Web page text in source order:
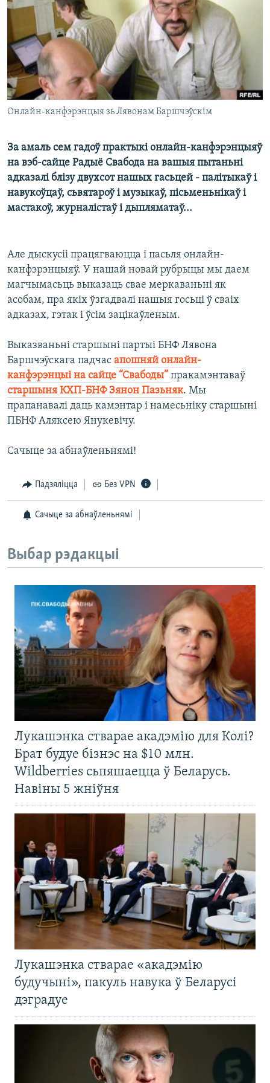
КУЛЬТУРА
КАЛЯНДАР
МОВА
НА ХВАЛЯХ СВАБОДЫ
Онлайн-канфэрэнцыя зь Лявонам Баршчэўскім
За амаль сем гадоў практыкі онлайн-канфэрэнцыяў
на вэб-сайце Радыё Свабода на вашыя пытаньні
адказалі блізу двухсот нашых гасьцей - палітыкаў і
навукоўцаў, сьвятароў і музыкаў, пісьменьнікаў і
мастакоў, журналістаў і дыпляматаў...
Але дыскусіі працягваюцца і пасьля онлайн-
канфэрэнцыяў. У нашай новай рубрыцы мы даем
магчымасьць выказаць свае меркаваньні як
асобам, пра якіх ўзгадвалі нашыя госьці ў сваіх
адказах, гэтак і ўсім зацікаўленым.
Выказваньні старшыні партыі БНФ Лявона
Баршчэўскага падчас апошняй онлайн-
канфэрэнцыі на сайце “Свабоды” пракамэнтаваў
старшыня КХП-БНФ Зянон Пазьняк. Мы
прапанавалі даць камэнтар і намесьніку старшыні
ПБНФ Аляксею Янукевічу.
Сачыце за абнаўленьнямі!
Падзяліцца Без VPN
Сачыце за абнаўленьнямі
Выбар рэдакцыі
Лукашэнка стварае акадэмію для Колі?
Брат будуе бізнэс на $10 млн.
Wildberries сьпяшаецца ў Беларусь.
Навіны 5 жніўня
Лукашэнка стварае «акадэмію
будучыні», пакуль навука ў Беларусі
дэградуе